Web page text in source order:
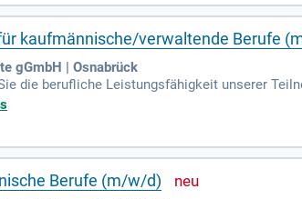
kaufmännische/verwaltende Berufe
gGmbH | Osnabrück
die berufliche Leistungsfähigkeit unserer
Kontexten sowie kaufmännische
technischen Bereich sowie ein
mit beeinträchtigten Personen sind
Berufe (m/w/d)